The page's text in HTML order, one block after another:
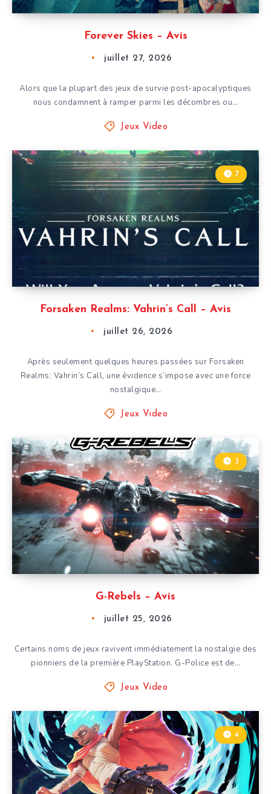
Forever Skies – Avis
juillet 27, 2026
Alors que la plupart des jeux de survie post-apocalyptiques
nous condamnent à ramper parmi les décombres ou…
Jeux Video
Forsaken Realms: Vahrin’s Call – Avis
7
juillet 26, 2026
Après seulement quelques heures passées sur Forsaken
Realms: Vahrin’s Call, une évidence s’impose avec une force
nostalgique…
Jeux Video
G-Rebels – Avis
3
juillet 25, 2026
Certains noms de jeux ravivent immédiatement la nostalgie des
pionniers de la première PlayStation. G-Police est de…
Jeux Video
4